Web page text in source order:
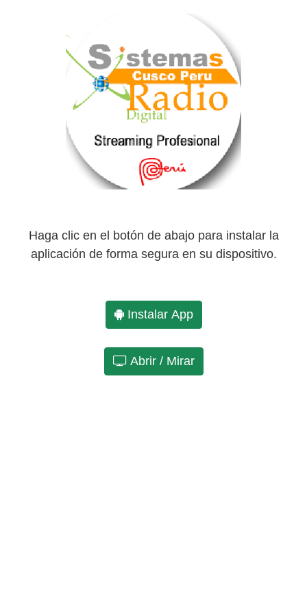
Haga clic en el botón de abajo para instalar la
aplicación de forma segura en su dispositivo.
Instalar App
Abrir / Mirar